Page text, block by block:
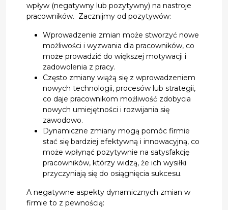
wpływ (negatywny lub pozytywny) na nastroje
pracowników. Zacznijmy od pozytywów:
Wprowadzenie zmian może stworzyć nowe
możliwości i wyzwania dla pracowników, co
może prowadzić do większej motywacji i
zadowolenia z pracy.
Często zmiany wiążą się z wprowadzeniem
nowych technologii, procesów lub strategii,
co daje pracownikom możliwość zdobycia
nowych umiejętności i rozwijania się
zawodowo.
Dynamiczne zmiany mogą pomóc firmie
stać się bardziej efektywną i innowacyjną, co
może wpłynąć pozytywnie na satysfakcję
pracowników, którzy widzą, że ich wysiłki
przyczyniają się do osiągnięcia sukcesu.
A negatywne aspekty dynamicznych zmian w
firmie to z pewnością: